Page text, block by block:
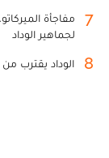
7
مفاجأة
لجماهير الوداد
8 الوداد يقترب